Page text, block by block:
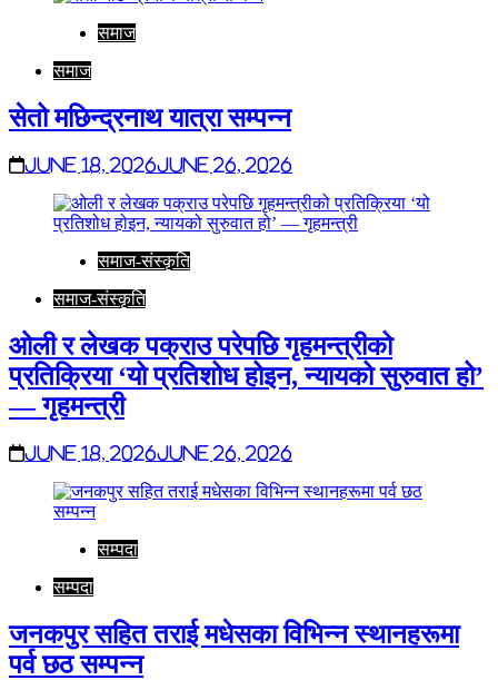
समाज
समाज
सेतो मछिन्द्रनाथ यात्रा सम्पन्न
June 18, 2026June 26, 2026
समाज-संस्कृति
समाज-संस्कृति
ओली र लेखक पक्राउ परेपछि गृहमन्त्रीको
प्रतिक्रिया ‘यो प्रतिशोध होइन, न्यायको सुरुवात हो’
— गृहमन्त्री
June 18, 2026June 26, 2026
सम्पदा
सम्पदा
जनकपुर सहित तराई मधेसका विभिन्न स्थानहरूमा
पर्व छठ सम्पन्न